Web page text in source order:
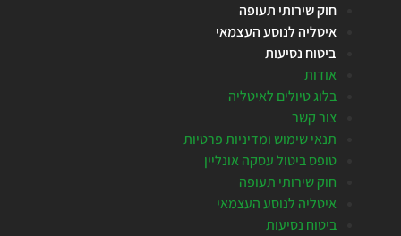
חוק שירותי תעופה
איטליה לנוסע העצמאי
ביטוח נסיעות
אודות
בלוג טיולים לאיטליה
צור קשר
תנאי שימוש ומדיניות פרטיות
טופס ביטול עסקה אונליין
חוק שירותי תעופה
איטליה לנוסע העצמאי
ביטוח נסיעות